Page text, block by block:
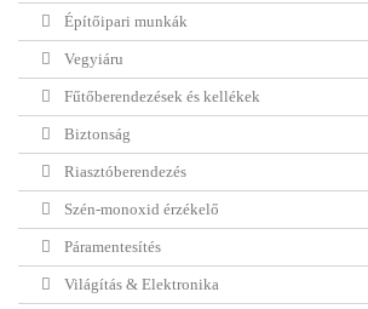
Építőipari munkák
Vegyiáru
Fűtőberendezések és kellékek
Biztonság
Riasztóberendezés
Szén-monoxid érzékelő
Páramentesítés
Világítás & Elektronika